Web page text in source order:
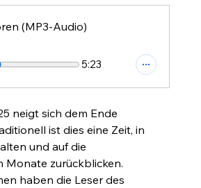
(MP3-Audio)
5:23
neigt sich dem Ende
ist dies eine Zeit, in
und auf die
Monate zurückblicken.
haben die Leser des